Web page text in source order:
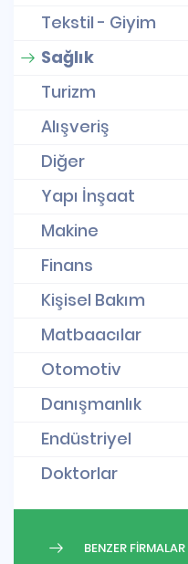
Tekstil - Giyim
Sağlık
Turizm
Alışveriş
Diğer
Yapı İnşaat
Makine
Finans
Kişisel Bakım
Matbaacılar
Otomotiv
Danışmanlık
Endüstriyel
Doktorlar
BENZER FİRMALAR